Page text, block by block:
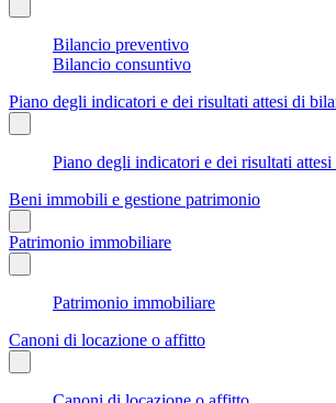
Bilancio preventivo
Bilancio consuntivo
Piano degli indicatori e dei risultati attesi di
Piano degli indicatori e dei risultati
Beni immobili e gestione patrimonio
Patrimonio immobiliare
Patrimonio immobiliare
Canoni di locazione o affitto